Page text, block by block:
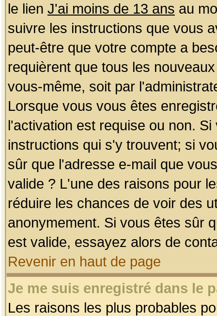
le lien J'ai moins de 13 ans au
suivre les instructions que vous
peut-être que votre compte a
requièrent que tous les
vous-même, soit par
Lorsque vous vous êtes
l'activation est requise ou non.
instructions qui s'y trouvent; si
sûr que l'adresse e-mail que
valide ? L'une des raisons pour
réduire les chances de voir des
anonymement. Si vous êtes sûr
est valide, essayez alors de
Revenir en haut de page
Je me suis enregistré dans le
Les raisons les plus probables